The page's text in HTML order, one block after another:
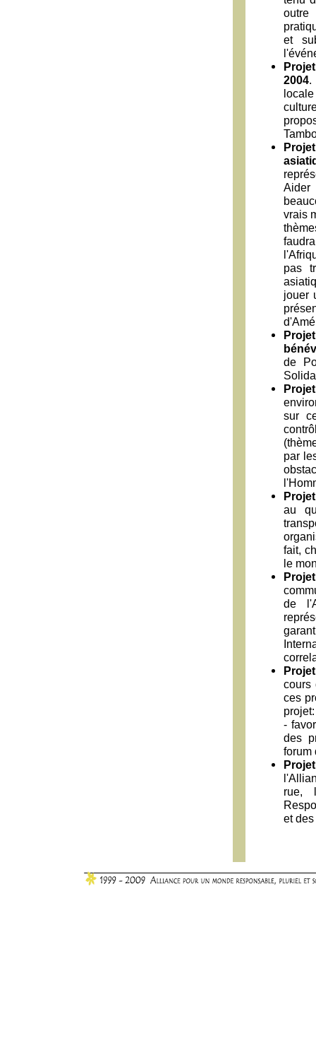
outre
et
2004.
Aider
vrais
pas
jouer
de
sur
par
au
fait,
le
de
cours
ces
-
des
forum
rue,
et